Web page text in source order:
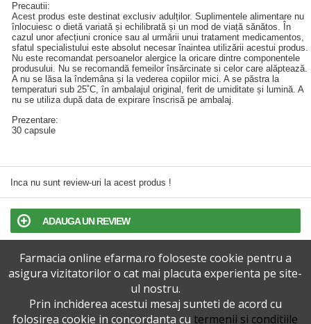
Precautii:
Acest produs este destinat exclusiv adulților. Suplimentele alimentare nu
înlocuiesc o dietă variată și echilibrată și un mod de viață sănătos. În
cazul unor afecțiuni cronice sau al urmării unui tratament medicamentos,
sfatul specialistului este absolut necesar înaintea utilizării acestui produs.
Nu este recomandat persoanelor alergice la oricare dintre componentele
produsului. Nu se recomandă femeilor însărcinate si celor care alăptează.
A nu se lăsa la îndemâna și la vederea copiilor mici. A se păstra la
temperaturi sub 25˚C, în ambalajul original, ferit de umiditate și lumină. A
nu se utiliza după data de expirare înscrisă pe ambalaj.
Prezentare:
30 capsule
Inca nu sunt review-uri la acest produs !
ADAUGA UN REVIEW
TERMENI SI CONDITII
POLITICA DE CONFIDENTIALITATE
Farmacia online efarma.ro foloseste cookie pentru a
asigura vizitatorilor o cat mai placuta experienta pe site-
ul nostru.
Prin inchiderea acestui mesaj sunteti de acord cu
folosirea cookie in concordanta cu termenii si conditiile